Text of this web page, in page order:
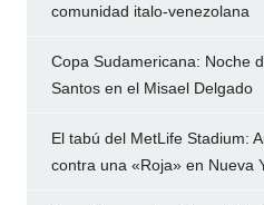
comunidad italo-venezolana
Copa Sudamericana: Noche
Santos en el Misael Delgado
El tabú del MetLife Stadium:
contra una «Roja» en Nueva